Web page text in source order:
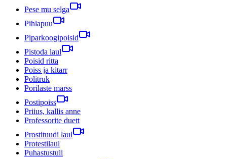
Pese mu selga
Pihlapuu
Piparkoogipoisid
Pistoda laul
Poisid ritta
Poiss ja kitarr
Politruk
Porilaste marss
Postipoiss
Priius, kallis anne
Professorite duett
Prostituudi laul
Protestilaul
Puhastustuli